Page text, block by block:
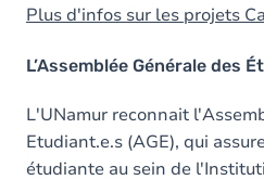
Plus d'infos sur les projets
L’Assemblée Générale des
L'UNamur reconnait
Etudiant.e.s (AGE), qui
étudiante au sein de